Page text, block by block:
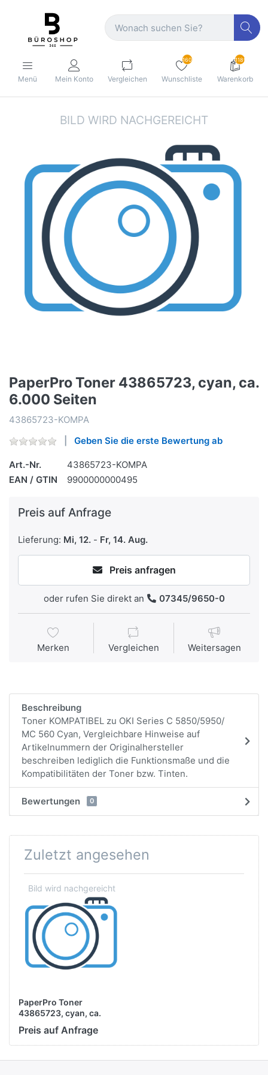
Menü Mein Konto Vergleichen
160
Wunschliste
1189
Warenkorb
PaperPro Toner 43865723, cyan, ca.
6.000 Seiten
43865723-KOMPA
Geben Sie die erste Bewertung ab
Art.-Nr.
43865723-KOMPA
EAN / GTIN
9900000000495
Preis auf Anfrage
Lieferung: Mi, 12. - Fr, 14. Aug.
Preis anfragen
oder rufen Sie direkt an 07345/9650-0
Merken Vergleichen Weitersagen
Beschreibung
Toner KOMPATIBEL zu OKI Series C 5850/5950/
MC 560 Cyan, Vergleichbare Hinweise auf
Artikelnummern der Originalhersteller
beschreiben lediglich die Funktionsmaße und die
Kompatibilitäten der Toner bzw. Tinten.
Bewertungen 0
Zuletzt angesehen
PaperPro Toner
43865723, cyan, ca.
6.000 Seiten
Preis auf Anfrage